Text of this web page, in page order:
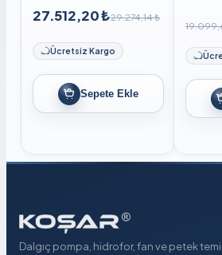
27.512,20 ₺29.274,14 ₺
Ücretsiz Kargo
Sepete Ekle
Dalgıç pompa, hidrofor, fan ve petek